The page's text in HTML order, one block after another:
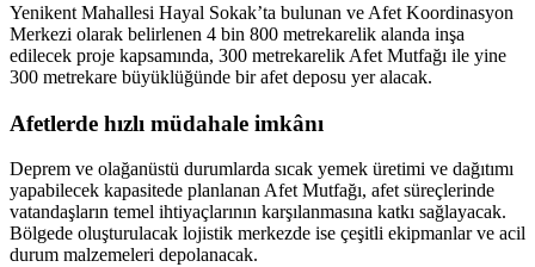
Yenikent Mahallesi Hayal Sokak’ta bulunan ve Afet Koordinasyon
Merkezi olarak belirlenen 4 bin 800 metrekarelik alanda inşa
edilecek proje kapsamında, 300 metrekarelik Afet Mutfağı ile yine
300 metrekare büyüklüğünde bir afet deposu yer alacak.
Afetlerde hızlı müdahale imkânı
Deprem ve olağanüstü durumlarda sıcak yemek üretimi ve dağıtımı
yapabilecek kapasitede planlanan Afet Mutfağı, afet süreçlerinde
vatandaşların temel ihtiyaçlarının karşılanmasına katkı sağlayacak.
Bölgede oluşturulacak lojistik merkezde ise çeşitli ekipmanlar ve acil
durum malzemeleri depolanacak.